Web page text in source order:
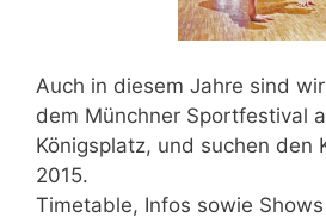
Auch in diesem Jahre sind
dem Münchner Sportfestival
Königsplatz, und suchen den
2015.
Timetable, Infos sowie